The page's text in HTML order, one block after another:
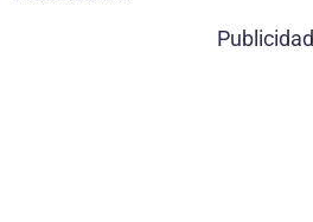
Publicidad